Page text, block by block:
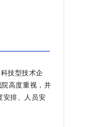
技型技术企
高度重视，并
安排、人员安